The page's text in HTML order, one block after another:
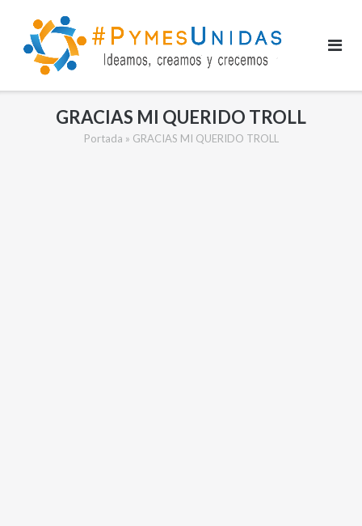
contenido
GRACIAS MI QUERIDO TROLL
Portada » GRACIAS MI QUERIDO TROLL